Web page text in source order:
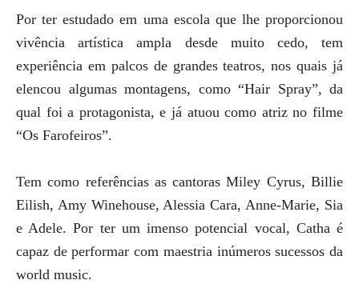
Por ter estudado em uma escola que lhe proporcionou
vivência artística ampla desde muito cedo, tem
experiência em palcos de grandes teatros, nos quais já
elencou algumas montagens, como “Hair Spray”, da
qual foi a protagonista, e já atuou como atriz no filme
“Os Farofeiros”.
Tem como referências as cantoras Miley Cyrus, Billie
Eilish, Amy Winehouse, Alessia Cara, Anne-Marie, Sia
e Adele. Por ter um imenso potencial vocal, Catha é
capaz de performar com maestria inúmeros sucessos da
world music.